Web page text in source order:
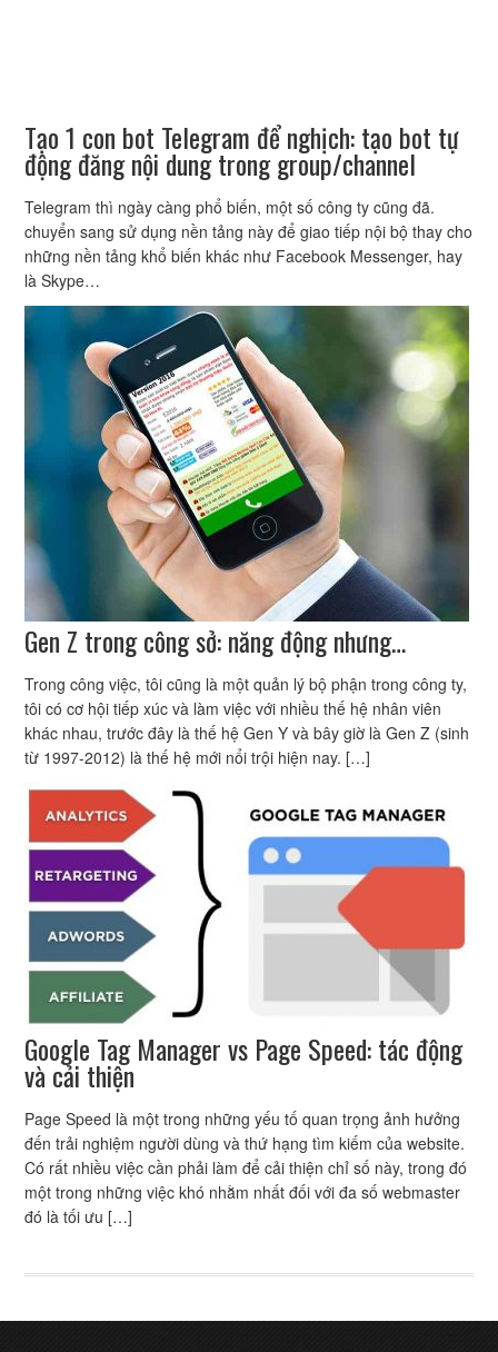
Tạo 1 con bot Telegram để nghịch: tạo bot tự
động đăng nội dung trong group/channel
Telegram thì ngày càng phổ biến, một số công ty cũng đã.
chuyển sang sử dụng nền tảng này để giao tiếp nội bộ thay cho
những nền tảng khổ biến khác như Facebook Messenger, hay
là Skype…
Gen Z trong công sở: năng động nhưng…
Trong công việc, tôi cũng là một quản lý bộ phận trong công ty,
tôi có cơ hội tiếp xúc và làm việc với nhiều thế hệ nhân viên
khác nhau, trước đây là thế hệ Gen Y và bây giờ là Gen Z (sinh
từ 1997-2012) là thế hệ mới nổi trội hiện nay. […]
Google Tag Manager vs Page Speed: tác động
và cải thiện
Page Speed là một trong những yếu tố quan trọng ảnh hưởng
đến trải nghiệm người dùng và thứ hạng tìm kiếm của website.
Có rất nhiều việc cần phải làm để cải thiện chỉ số này, trong đó
một trong những việc khó nhằm nhất đối với đa số webmaster
đó là tối ưu […]